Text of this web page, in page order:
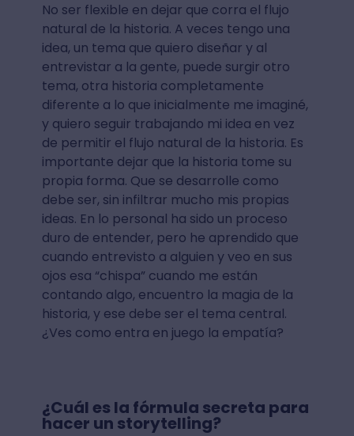
No ser flexible en dejar que corra el flujo
natural de la historia. A veces tengo una
idea, un tema que quiero diseñar y al
entrevistar a la gente, puede surgir otro
tema, otra historia completamente
diferente a lo que inicialmente me imaginé,
y quiero seguir trabajando mi idea en vez
de permitir el flujo natural de la historia. Es
importante dejar que la historia tome su
propia forma. Que se desarrolle como
debe ser, sin infiltrar mucho mis propias
ideas. En lo personal ha sido un proceso
duro de entender, pero he aprendido que
cuando entrevisto a alguien y veo en sus
ojos esa “chispa” cuando me están
contando algo, encuentro la magia de la
historia, y ese debe ser el tema central.
¿Ves como entra en juego la empatía?
¿Cuál es la fórmula secreta para
hacer un storytelling?